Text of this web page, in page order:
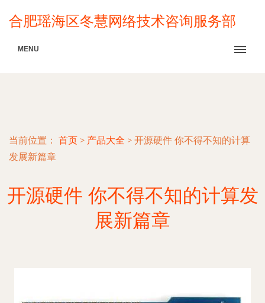
合肥瑶海区冬慧网络技术咨询服务部
MENU
当前位置： 首页 > 产品大全 > 开源硬件 你不得不知的计算
发展新篇章
开源硬件 你不得不知的计算发
展新篇章